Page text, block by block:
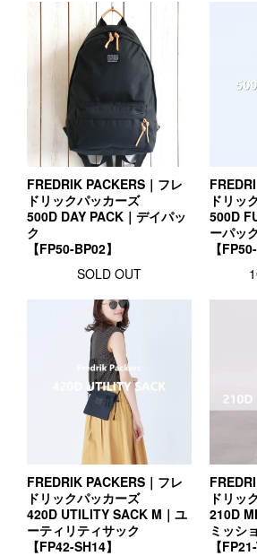
FREDRIK PACKERS｜フレ
ドリックパッカーズ
500D DAY PACK｜デイパッ
ク
【FP50-BP02】
SOLD OUT
ドリッ
500D
ーパック
【
FREDRIK PACKERS｜フレ
ドリックパッカーズ
420D UTILITY SACK M｜ユ
ーティリティサック
【FP42-SH14】
ドリッ
210D
ミッシ
【